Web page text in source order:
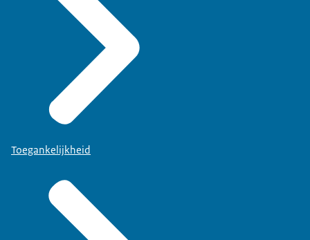
Toegankelijkheid